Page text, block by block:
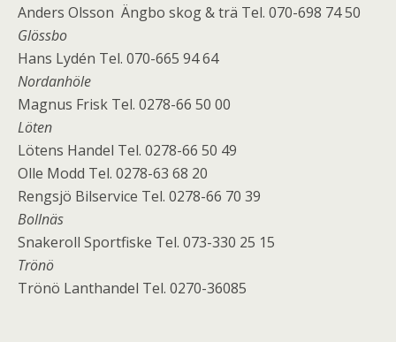
Anders Olsson Ängbo skog & trä Tel. 070-698 74 50
Glössbo
Hans Lydén Tel. 070-665 94 64
Nordanhöle
Magnus Frisk Tel. 0278-66 50 00
Löten
Lötens Handel Tel. 0278-66 50 49
Olle Modd Tel. 0278-63 68 20
Rengsjö Bilservice Tel. 0278-66 70 39
Bollnäs
Snakeroll Sportfiske Tel. 073-330 25 15
Trönö
Trönö Lanthandel Tel. 0270-36085